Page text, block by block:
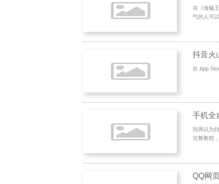
在《海贼
气的人可
抖音火
在 App
别再以为
完整教程